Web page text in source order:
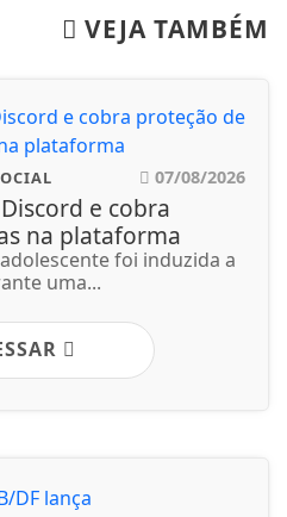
VEJA TAMBÉM
07/08/2026
e cobra
na plataforma
foi induzida a
uma...